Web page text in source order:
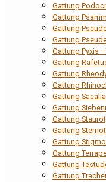
Gattung
Gattung
Gattung
Gattung
Gattung Pyxis
Gattung
Gattung
Gattung
Gattung
Gattung
Gattung
Gattung
Gattung
Gattung
Gattung
Gattung